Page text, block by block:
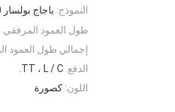
النموذج: باجاج بولسار NS200
طول العمود المرفقي
إجمالي طول العمود
الدفع: TT ، L / C.
اللون: كصورة